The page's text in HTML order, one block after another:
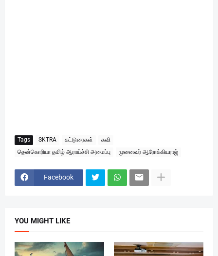
Tags SKTRA கட்டுரைகள்
கவி
தென்கொரியா தமிழ் ஆராய்ச்சி அமைப்பு
முனைவர் ஆரோக்கியராஜ்
Facebook
YOU MIGHT LIKE